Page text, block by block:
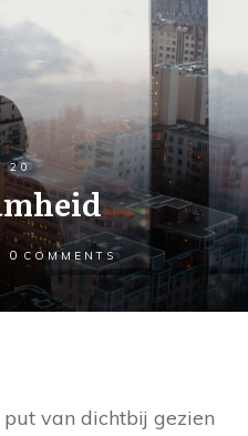
20
0 COMMENTS
van dichtbij gezien